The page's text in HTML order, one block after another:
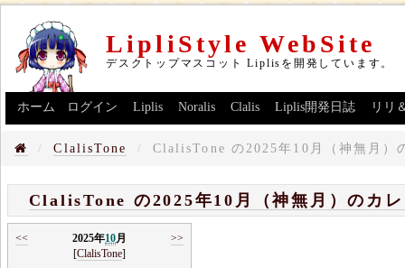
LipliStyle WebSite
デスクトップマスコット Liplisを開発しています。
ホーム ログイン Liplis Noralis Clalis Liplis開発日誌 リリ
ClalisTone ClalisTone の2025年10月（神無月）
ClalisTone の2025年10月（神無月）のカ
<< 2025年10月
>>
[ClalisTone]